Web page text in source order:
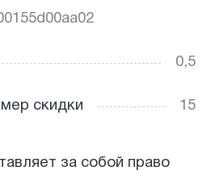
0,5
скидки 15
за собой право